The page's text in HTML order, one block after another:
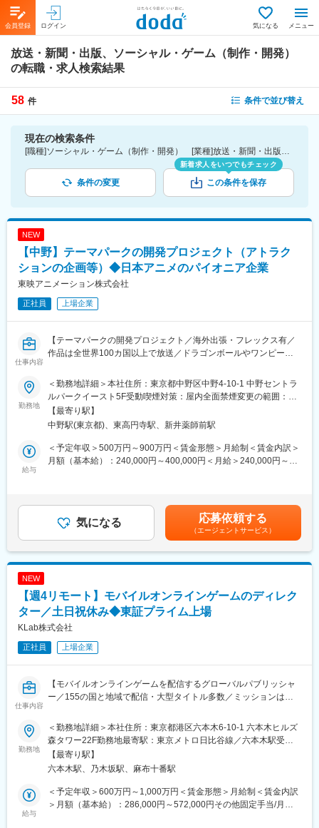
会員登録 ログイン 気になる メニュー
放送・新聞・出版、ソーシャル・ゲーム（制作・開発）
の転職・求人検索結果
58 件 条件で並び替え
現在の検索条件
[職種]ソーシャル・ゲーム（制作・開発） [業種]放送・新聞・出版-インターネット・広告・メディア業界
条件の変更
新着求人をいつでもチェック
この条件を保存
NEW
【中野】テーマパークの開発プロジェクト（アトラク
ションの企画等）◆日本アニメのパイオニア企業
東映アニメーション株式会社
正社員 上場企業
仕事内容
【テーマパークの開発プロジェクト／海外出張・フレックス有／
作品は全世界100カ国以上で放送／ドラゴンボールやワンピース
サウジアラビアにおけるテーマパーク開発プロジェクトが始動し
ました。
共に楽しみながら働ける仲間をお待ちしております。
■業務内容：
アトラクションの企画・設計・映像制作・施工など、開発工程に
せいたします。
■当社について：
当社は日本のアニメーションのパイオニアとして、1956年の設立
以来60年以上の長きに渡りアニメーション製作の第一線で数々の
ビ作品233本、総話数にして約13,500話※という日本最大、世界有
放送・配信され高い人気を集めています。海外で当社の作品を通
じて友好の輪が広がることも少なくありません。
の活用機会は飛躍的に伸び、当社の誇るコンテンツが真価を発揮
するのは、まさにこれからです。
変更の範囲：会社の定める業務
勤務地
＜勤務地詳細＞本社住所：東京都中野区中野4-10-1 中野セントラ
ルパークイースト5F受動喫煙対策：屋内全面禁煙変更の範囲：会
社の定める事業所（リモートワーク含む）
【最寄り駅】
中野駅(東京都)、東高円寺駅、新井薬師前駅
給与
＜予定年収＞500万円～900万円＜賃金形態＞月給制＜賃金内訳＞
月額（基本給）：240,000円～400,000円＜月給＞240,000円～
与とは別に、会社業績に応じて手当を支給。賃金はあくまでも目
安の金額であり、選考を通じて上下する可能性があります。月給
(月額)は固定手当を含めた表記です。
気になる 応募依頼する
（エージェントサービス）
NEW
【週4リモート】モバイルオンラインゲームのディレク
ター／土日祝休み◆東証プライム上場
KLab株式会社
正社員 上場企業
仕事内容
【モバイルオンラインゲームを配信するグローバルパブリッシャ
ー／155の国と地域で配信・大型タイトル多数／ミッションは
モバイルオンラインゲームのディレクションをお任せします。
■概要：
◎入社当初は既存or新規開発のチームに加入いただき、ゲーム企
画制作や進行管理等を担当して頂きます。その後、能力に応じ
て、ゲームのクオリティー管理やプロジェクト全体のディレクシ
勤務地
＜勤務地詳細＞本社住所：東京都港区六本木6-10-1 六本木ヒルズ
森タワー22F勤務地最寄駅：東京メトロ日比谷線／六本木駅受動
喫煙対策：屋内全面禁煙
【最寄り駅】
六本木駅、乃木坂駅、麻布十番駅
給与
＜予定年収＞600万円～1,000万円＜賃金形態＞月給制＜賃金内訳
＞月額（基本給）：286,000円～572,000円その他固定手当/月：